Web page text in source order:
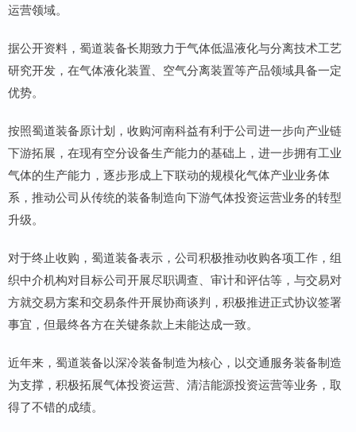
运营领域。
据公开资料，蜀道装备长期致力于气体低温液化与分离技术工艺
研究开发，在气体液化装置、空气分离装置等产品领域具备一定
优势。
按照蜀道装备原计划，收购河南科益有利于公司进一步向产业链
下游拓展，在现有空分设备生产能力的基础上，进一步拥有工业
气体的生产能力，逐步形成上下联动的规模化气体产业业务体
系，推动公司从传统的装备制造向下游气体投资运营业务的转型
升级。
对于终止收购，蜀道装备表示，公司积极推动收购各项工作，组
织中介机构对目标公司开展尽职调查、审计和评估等，与交易对
方就交易方案和交易条件开展协商谈判，积极推进正式协议签署
事宜，但最终各方在关键条款上未能达成一致。
近年来，蜀道装备以深冷装备制造为核心，以交通服务装备制造
为支撑，积极拓展气体投资运营、清洁能源投资运营等业务，取
得了不错的成绩。